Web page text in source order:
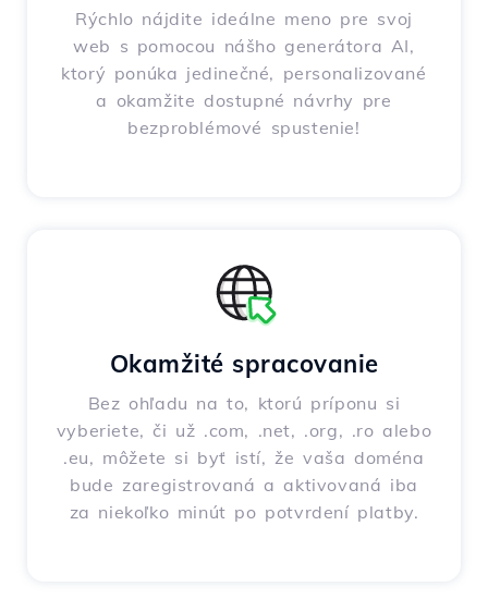
Rýchlo nájdite ideálne meno pre svoj
web s pomocou nášho generátora AI,
ktorý ponúka jedinečné, personalizované
a okamžite dostupné návrhy pre
bezproblémové spustenie!
Okamžité spracovanie
Bez ohľadu na to, ktorú príponu si
vyberiete, či už .com, .net, .org, .ro alebo
.eu, môžete si byť istí, že vaša doména
bude zaregistrovaná a aktivovaná iba
za niekoľko minút po potvrdení platby.